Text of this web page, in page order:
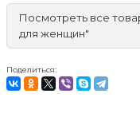
Посмотреть все
для женщин"
Поделиться: